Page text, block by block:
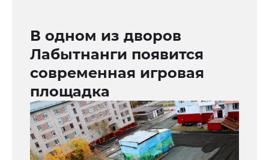
В одном из дворов
Лабытнанги появится
современная игровая
площадка